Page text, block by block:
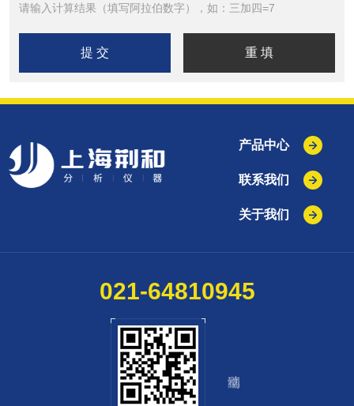
请输入计算结果（填写阿拉伯数字），如：三加四=7
产品中心
联系我们
关于我们
021-64810945